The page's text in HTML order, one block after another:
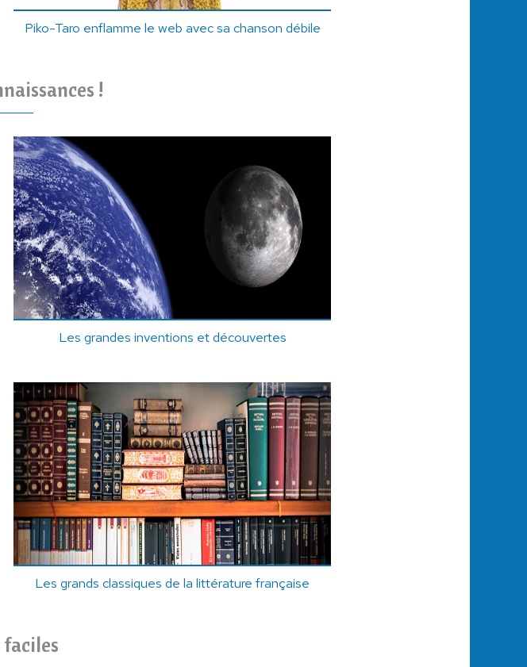
Piko-Taro enflamme le web avec sa chanson débile
!
Les grandes inventions et découvertes
Les grands classiques de la littérature française
faciles